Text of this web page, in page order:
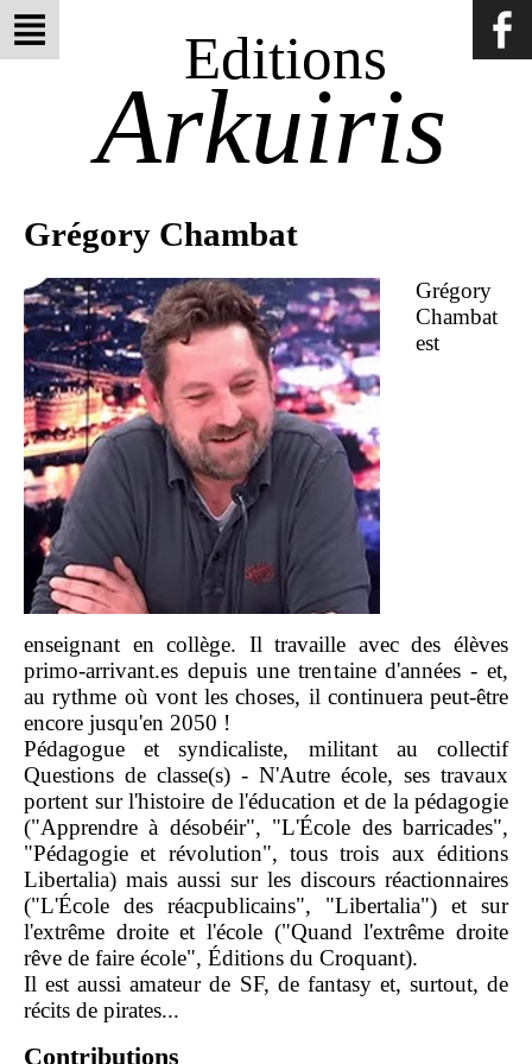
Editions
Arkuiris
Grégory Chambat
Grégory
Chambat
est
enseignant en collège. Il travaille avec des élèves
primo-arrivant.es depuis une trentaine d'années - et,
au rythme où vont les choses, il continuera peut-être
encore jusqu'en 2050 !
Pédagogue et syndicaliste, militant au collectif
Questions de classe(s) - N'Autre école, ses travaux
portent sur l'histoire de l'éducation et de la pédagogie
("Apprendre à désobéir", "L'École des barricades",
"Pédagogie et révolution", tous trois aux éditions
Libertalia) mais aussi sur les discours réactionnaires
("L'École des réacpublicains", "Libertalia") et sur
l'extrême droite et l'école ("Quand l'extrême droite
rêve de faire école", Éditions du Croquant).
Il est aussi amateur de SF, de fantasy et, surtout, de
récits de pirates...
Contributions